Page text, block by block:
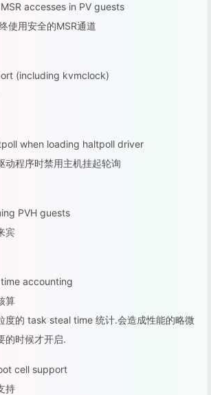
accesses in PV guests
使用安全的MSR通道
(including kvmclock)
when loading haltpoll driver
动程序时禁用主机挂起轮询
PVH guests
宾
accounting
算
度的 task steal time 统计.会造成性能的略微
的时候才开启.
cell support
持